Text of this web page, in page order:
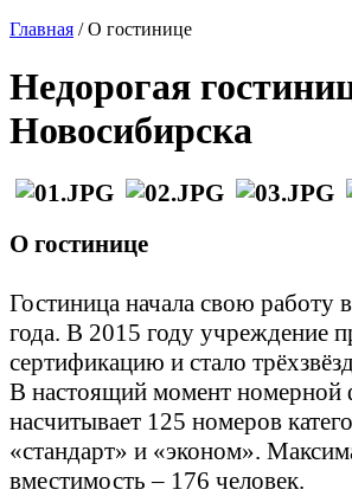
Главная /О гостинице
Недорогая
Новосибирска
О гостинице
Гостиница начала свою работу
года. В 2015 году учреждение
сертификацию и стало
В настоящий момент номерной
насчитывает 125 номеров
«стандарт» и «эконом».
вместимость – 176 человек.